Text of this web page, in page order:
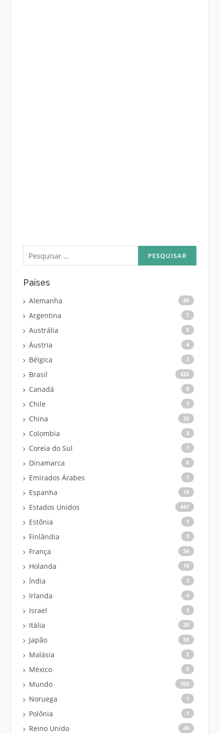
Pesquisar
por:
Países
Alemanha 49
Argentina 7
Austrália 5
Áustria 4
Bélgica 3
Brasil 425
Canadá 8
Chile 1
China 26
Colombia 3
Coreia do Sul 7
Dinamarca 6
Emirados Árabes 1
Espanha 14
Estados Unidos 447
Estônia 1
Finlândia 3
França 34
Holanda 15
Índia 3
Irlanda 4
Israel 3
Itália 30
Japão 59
Malásia 2
México 5
Mundo 103
Noruega 1
Polônia 1
Reino Unido 45